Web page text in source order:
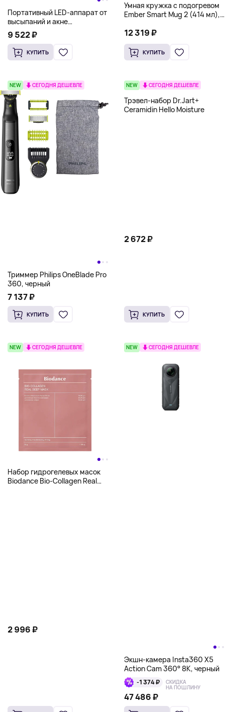
Портативный LED-аппарат от
высыпаний и акне
CurrentBody Skin Anti-Blemish
LED Pen
9 522 ₽
КУПИТЬ
Умная кружка с подогревом
Ember Smart Mug 2 (414 мл),
12 319 ₽
КУПИТЬ
NEW СЕГОДНЯ ДЕШЕВЛЕ
Триммер Philips OneBlade Pro
360, черный
7 137 ₽
КУПИТЬ
NEW СЕГОДНЯ ДЕШЕВЛЕ
Трэвел-набор Dr.Jart+
Ceramidin Hello Moisture
2 672 ₽
КУПИТЬ
NEW СЕГОДНЯ ДЕШЕВЛЕ
Набор гидрогелевых масок
Biodance Bio-Collagen Real
2 996 ₽
NEW СЕГОДНЯ ДЕШЕВЛЕ
Экшн-камера Insta360 X5
Action Cam 360° 8К, черный
-1 374 ₽ СКИДКА
НА ПОШЛИНУ
47 486 ₽